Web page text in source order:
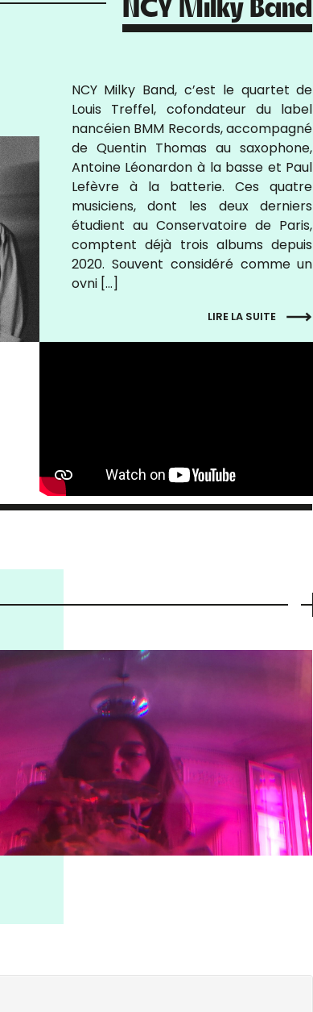
NCY Milky Band, c’est le quartet de
Louis Treffel, cofondateur du label
nancéien BMM Records, accompagné
de Quentin Thomas au saxophone,
Antoine Léonardon à la basse et Paul
Lefèvre à la batterie. Ces quatre
musiciens, dont les deux derniers
étudient au Conservatoire de Paris,
comptent déjà trois albums depuis
2020. Souvent considéré comme un
ovni […]
LIRE LA SUITE